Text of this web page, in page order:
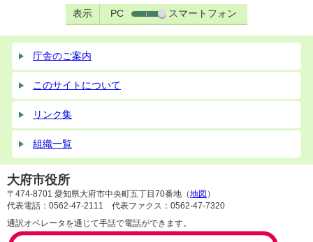
表示 PC スマートフォン
庁舎のご案内
このサイトについて
リンク集
組織一覧
大府市役所
〒474-8701 愛知県大府市中央町五丁目70番地（地図 ）
代表電話：0562-47-2111 代表ファクス：0562-47-7320
通訳オペレータを通じて手話で電話ができます。